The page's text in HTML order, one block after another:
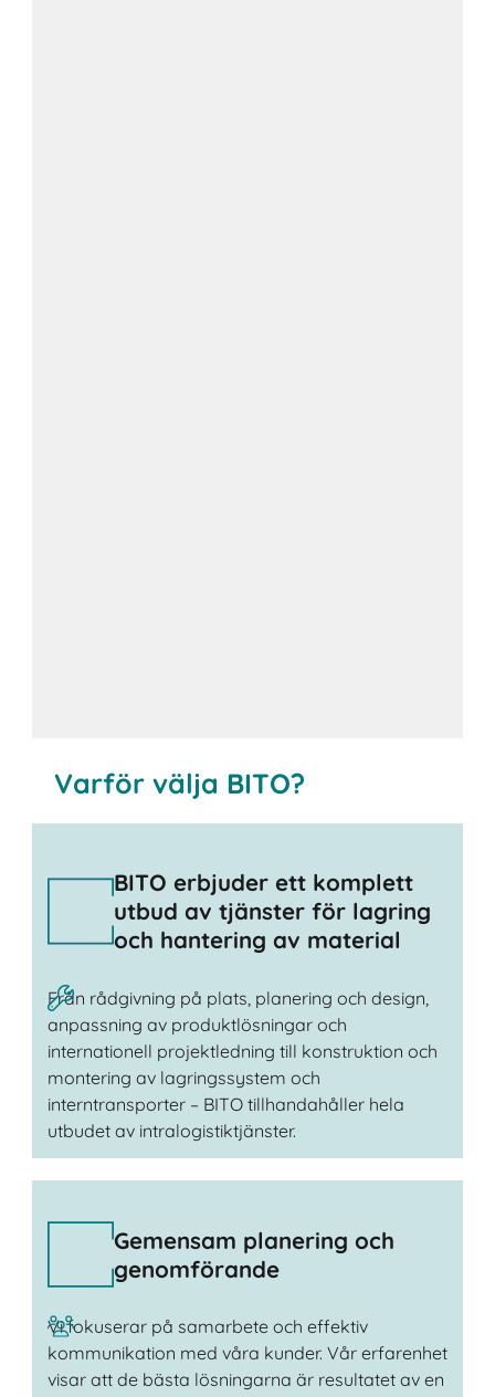
Varför välja BITO?
BITO erbjuder ett komplett
utbud av tjänster för lagring
och hantering av material
Från rådgivning på plats, planering och design,
anpassning av produktlösningar och
internationell projektledning till konstruktion och
montering av lagringssystem och
interntransporter – BITO tillhandahåller hela
utbudet av intralogistiktjänster.
Gemensam planering och
genomförande
Vi fokuserar på samarbete och effektiv
kommunikation med våra kunder. Vår erfarenhet
visar att de bästa lösningarna är resultatet av en